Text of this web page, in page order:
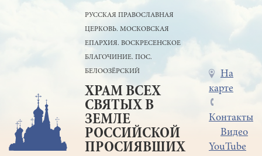
РУССКАЯ ПРАВОСЛАВНАЯ
ЦЕРКОВЬ. МОСКОВСКАЯ
ЕПАРХИЯ. ВОСКРЕСЕНСКОЕ
БЛАГОЧИНИЕ. ПОС.
БЕЛООЗЁРСКИЙ
ХРАМ ВСЕХ
СВЯТЫХ В
ЗЕМЛЕ
РОССИЙСКОЙ
ПРОСИЯВШИХ
Меню
в
шапке
На
карте
Контакты
Видео
YouTube